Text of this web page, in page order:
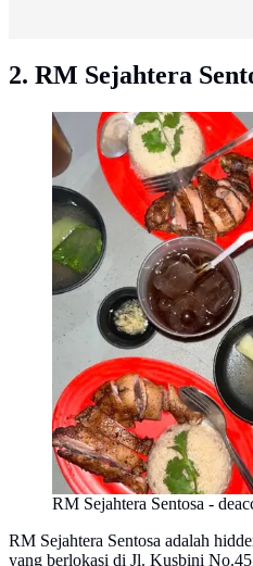
2. RM Sejahtera
RM Sejahtera Sentosa -
RM Sejahtera Sentosa adalah
yang berlokasi di Jl. Kusbini